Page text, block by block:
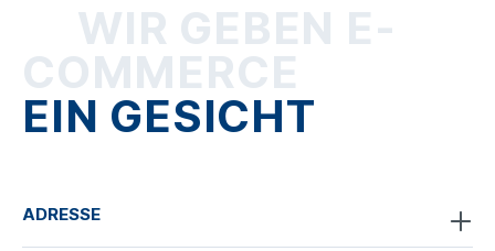
WIR GEBEN E-
COMMERCE
EIN GESICHT
ADRESSE